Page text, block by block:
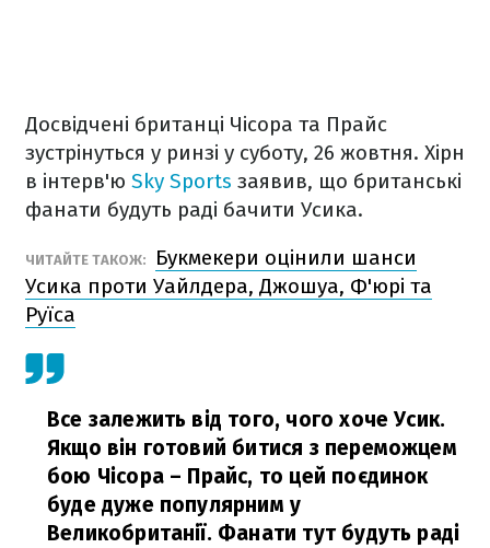
Досвідчені британці Чісора та Прайс
зустрінуться у ринзі у суботу, 26 жовтня. Хірн
в інтерв'ю Sky Sports заявив, що британські
фанати будуть раді бачити Усика.
ЧИТАЙТЕ ТАКОЖ:
Букмекери оцінили шанси
Усика проти Уайлдера, Джошуа, Ф'юрі та
Руїса
Все залежить від того, чого хоче Усик.
Якщо він готовий битися з переможцем
бою Чісора – Прайс, то цей поєдинок
буде дуже популярним у
Великобританії. Фанати тут будуть раді